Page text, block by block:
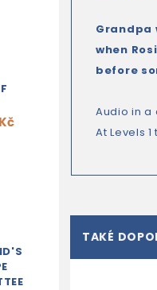
Grandpa
when
before
Audio in a
At Levels
TAKÉ